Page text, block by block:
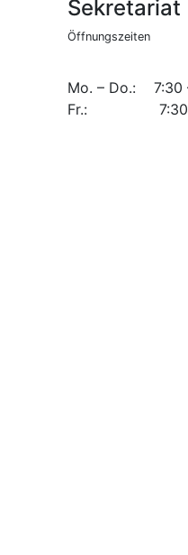
Sekretariat
Öffnungszeiten
Mo. – Do.: 7:30
Fr.: 7:30 –